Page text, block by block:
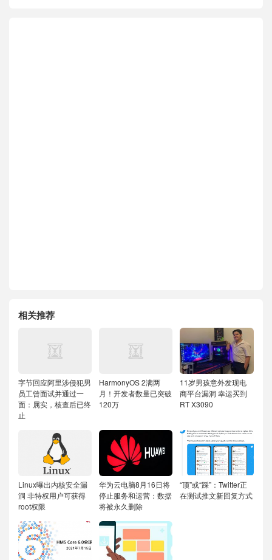
相关推荐
字节回应阿里涉侵犯男
员工曾面试并通过一
面：属实，核查后已终
止
HarmonyOS 2满两
月！开发者数量已突破
120万
11岁男孩意外发现电
商平台漏洞 幸运买到
RT X3090
Linux曝出内核安全漏
洞 非特权用户可获得
root权限
华为云电脑8月16日将
停止服务和运营：数据
将被永久删除
“顶”或“踩”：Twitter正
在测试推文新回复方式